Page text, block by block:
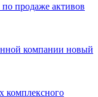
продаже активов
компании новый
комплексного